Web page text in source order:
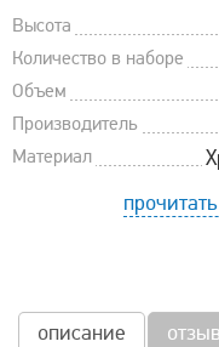
Высота
Количество в наборе
Объем
Производитель
Материал
описание